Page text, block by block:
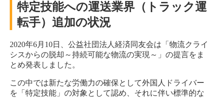
特定技能への運送業界（トラック運
転手）追加の状況
2020年6月10日、公益社団法人経済同友会は「物流クライ
シスからの脱却～持続可能な物流の実現～」の提言をま
とめ発表しました。
この中では新たな労働力の確保として外国人ドライバー
を「特定技能」の対象として認め、それに伴い標準的な